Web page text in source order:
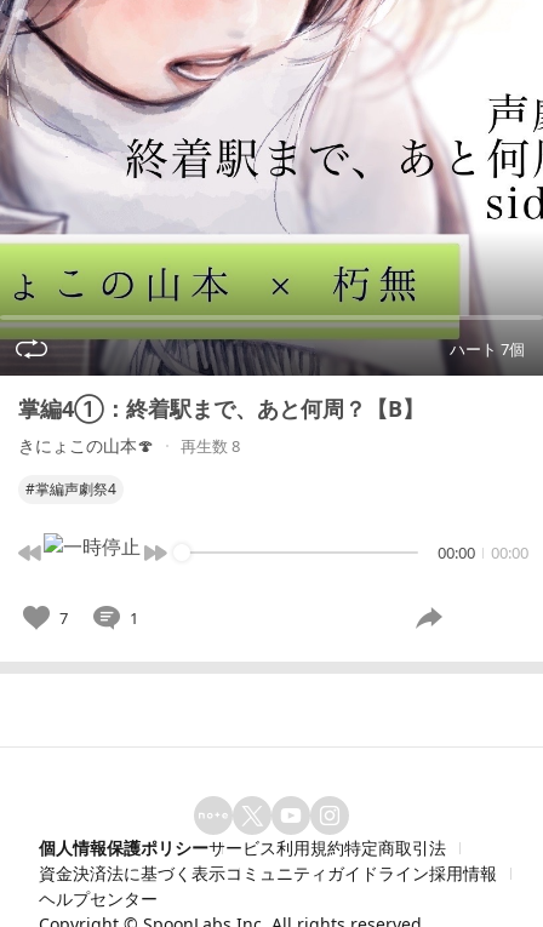
ハート 7個
掌編4①：終着駅まで、あと何周？【B】
きにょこの山本🍄 再生数 8
#掌編声劇祭4
00:00 00:00
7 1
個人情報保護ポリシーサービス利用規約特定商取引法
資金決済法に基づく表示コミュニティガイドライン採用情報
ヘルプセンター